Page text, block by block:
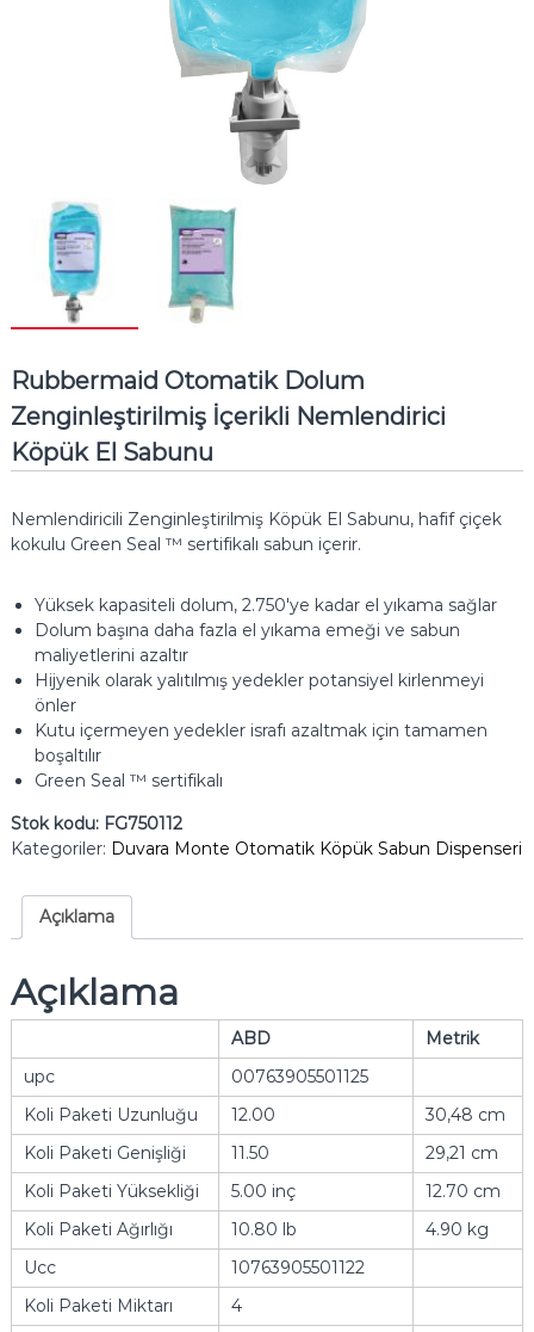
Rubbermaid Otomatik Dolum
Zenginleştirilmiş İçerikli Nemlendirici
Köpük El Sabunu
Nemlendiricili Zenginleştirilmiş Köpük El Sabunu, hafif çiçek
kokulu Green Seal ™ sertifikalı sabun içerir.
Yüksek kapasiteli dolum, 2.750'ye kadar el yıkama sağlar
Dolum başına daha fazla el yıkama emeği ve sabun
maliyetlerini azaltır
Hijyenik olarak yalıtılmış yedekler potansiyel kirlenmeyi
önler
Kutu içermeyen yedekler israfı azaltmak için tamamen
boşaltılır
Green Seal ™ sertifikalı
Stok kodu: FG750112
Kategoriler: Duvara Monte Otomatik Köpük Sabun Dispenseri
Açıklama
Açıklama
ABD
Metrik
upc
00763905501125
Koli Paketi Uzunluğu
12.00
30,48 cm
Koli Paketi Genişliği
11.50
29,21 cm
Koli Paketi Yüksekliği
5.00 inç
12.70 cm
Koli Paketi Ağırlığı
10.80 lb
4.90 kg
Ucc
10763905501122
Koli Paketi Miktarı
4